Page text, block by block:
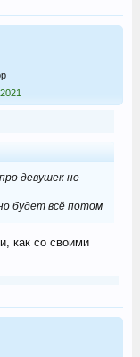
девушек не
будет всё потом
как со своими